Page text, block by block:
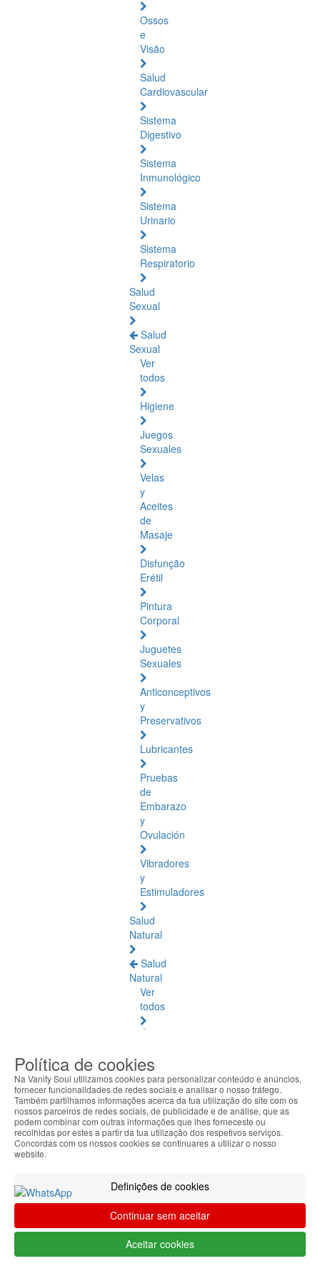
Ossos
e
Visão
Salud
Cardiovascular
Sistema
Digestivo
Sistema
Inmunológico
Sistema
Urinario
Sistema
Respiratorio
Salud
Sexual
Salud
Sexual
Ver
todos
Higiene
Juegos
Sexuales
Velas
y
Aceites
de
Masaje
Disfunção
Erétil
Pintura
Corporal
Juguetes
Sexuales
Anticonceptivos
y
Preservativos
Lubricantes
Pruebas
de
Embarazo
y
Ovulación
Vibradores
y
Estimuladores
Salud
Natural
Salud
Natural
Ver
todos
Articulaciones
y
Músculos
Bienestar
Diario
y
Piernas
Cansadas
Difusores
Política de cookies
Na Vanity Soul utilizamos cookies para personalizar conteúdo e anúncios,
fornecer funcionalidades de redes sociais e analisar o nosso tráfego.
Também partilhamos informações acerca da tua utilização do site com os
nossos parceiros de redes sociais, de publicidade e de análise, que as
podem combinar com outras informações que lhes forneceste ou
recolhidas por estes a partir da tua utilização dos respetivos serviços.
Concordas com os nossos cookies se continuares a utilizar o nosso
website.
Definições de cookies
Continuar sem aceitar
Aceitar cookies